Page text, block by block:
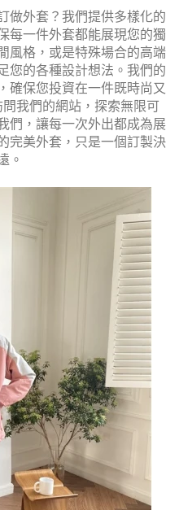
做外套？我們提供多樣化的
每一件外套都能展現您的獨
風格，或是特殊場合的高端
您的各種設計想法。我們的
確保您投資在一件既時尚又
我們的網站，探索無限可
們，讓每一次外出都成為展
完美外套，只是一個訂製決
。